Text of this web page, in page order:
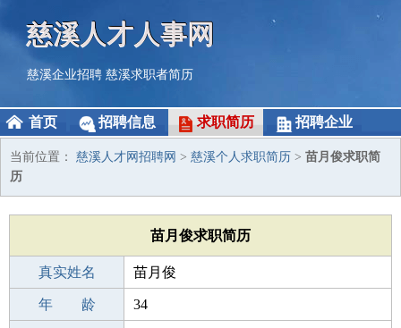
慈溪人才人事网
慈溪企业招聘 慈溪求职者简历
首页 招聘信息 求职简历 招聘企业
当前位置： 慈溪人才网招聘网 > 慈溪个人求职简历 > 苗月俊求职简
历
苗月俊求职简历
真实姓名 苗月俊
性 别 男
年 龄 34